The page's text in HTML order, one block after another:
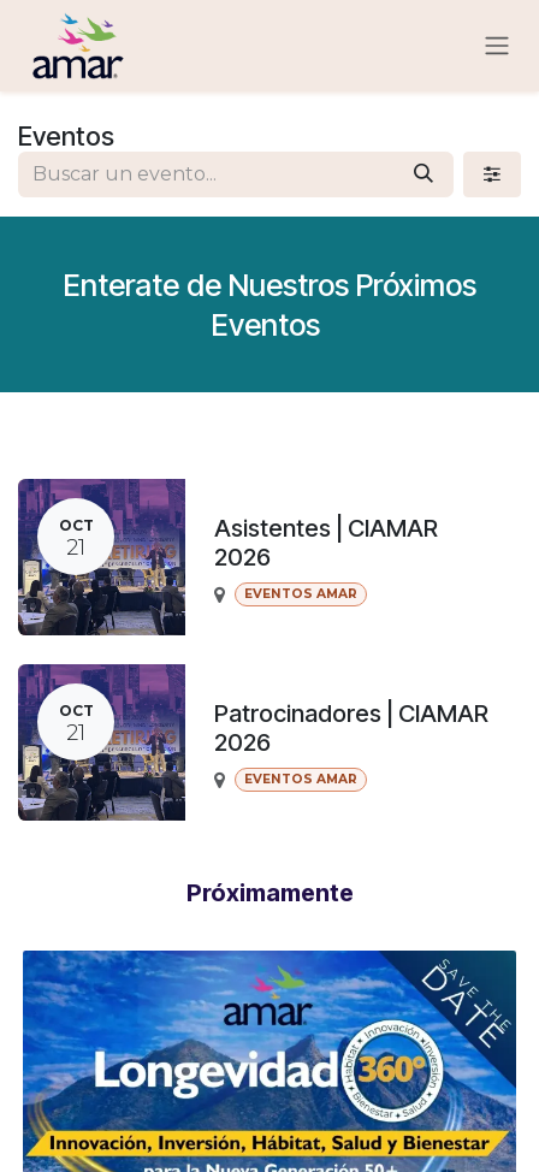
Ir al contenido
Eventos
Enterate de Nuestros Próximos
Eventos
OCT
21
Asistentes | CIAMAR
2026
EVENTOS AMAR
OCT
21
Patrocinadores | CIAMAR
2026
EVENTOS AMAR
Próximamente